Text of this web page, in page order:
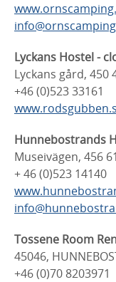
Lyckans Hostel -
Lyckans gård, 450
+46 (0)523 33161
Hunnebostrands
Museivägen, 456
+ 46 (0)523 14140
Tossene Room
45046,
+46 (0)70 8203971